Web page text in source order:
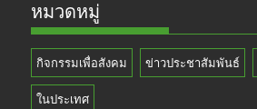
หมวดหมู่
กิจกรรมเพื่อสังคม ข่าวประชาสัมพันธ์
ในประเทศ